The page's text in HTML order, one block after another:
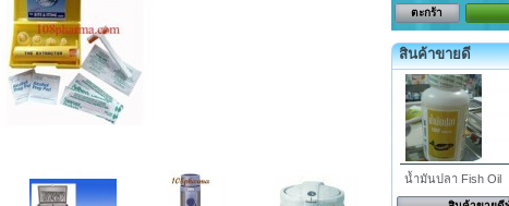
ตะกร้า
สินค้าขายดี
น้ำมันปลา Fish Oil